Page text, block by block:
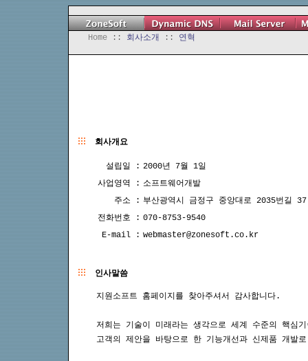
Home :: 회사소개 :: 연혁
회사개요
설립일 : 2000년 7월 1일
사업영역 : 소프트웨어개발
주소 : 부산광역시 금정구 중앙대로 2035번길
전화번호 : 070-8753-9540
E-mail : webmaster@zonesoft.co.kr
인사말씀
지원소프트 홈페이지를 찾아주셔서 감사합니다.
저희는 기술이 미래라는 생각으로 세계 수준의 핵심
고객의 제안을 바탕으로 한 기능개선과 신제품 개발